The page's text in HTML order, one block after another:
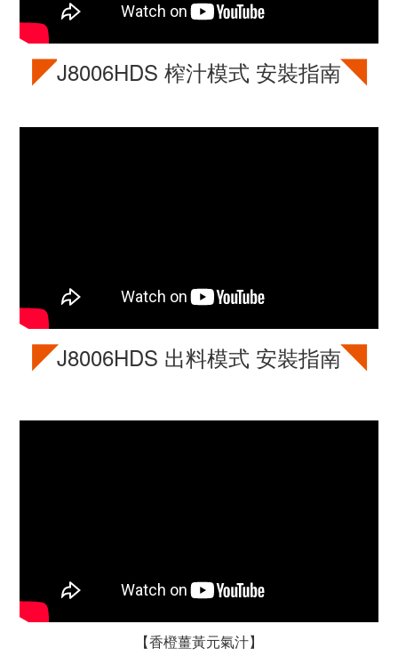
◤J8006HDS 榨汁模式 安裝指南◥
◤J8006HDS 出料模式 安裝指南◥
【香橙薑黃元氣汁】